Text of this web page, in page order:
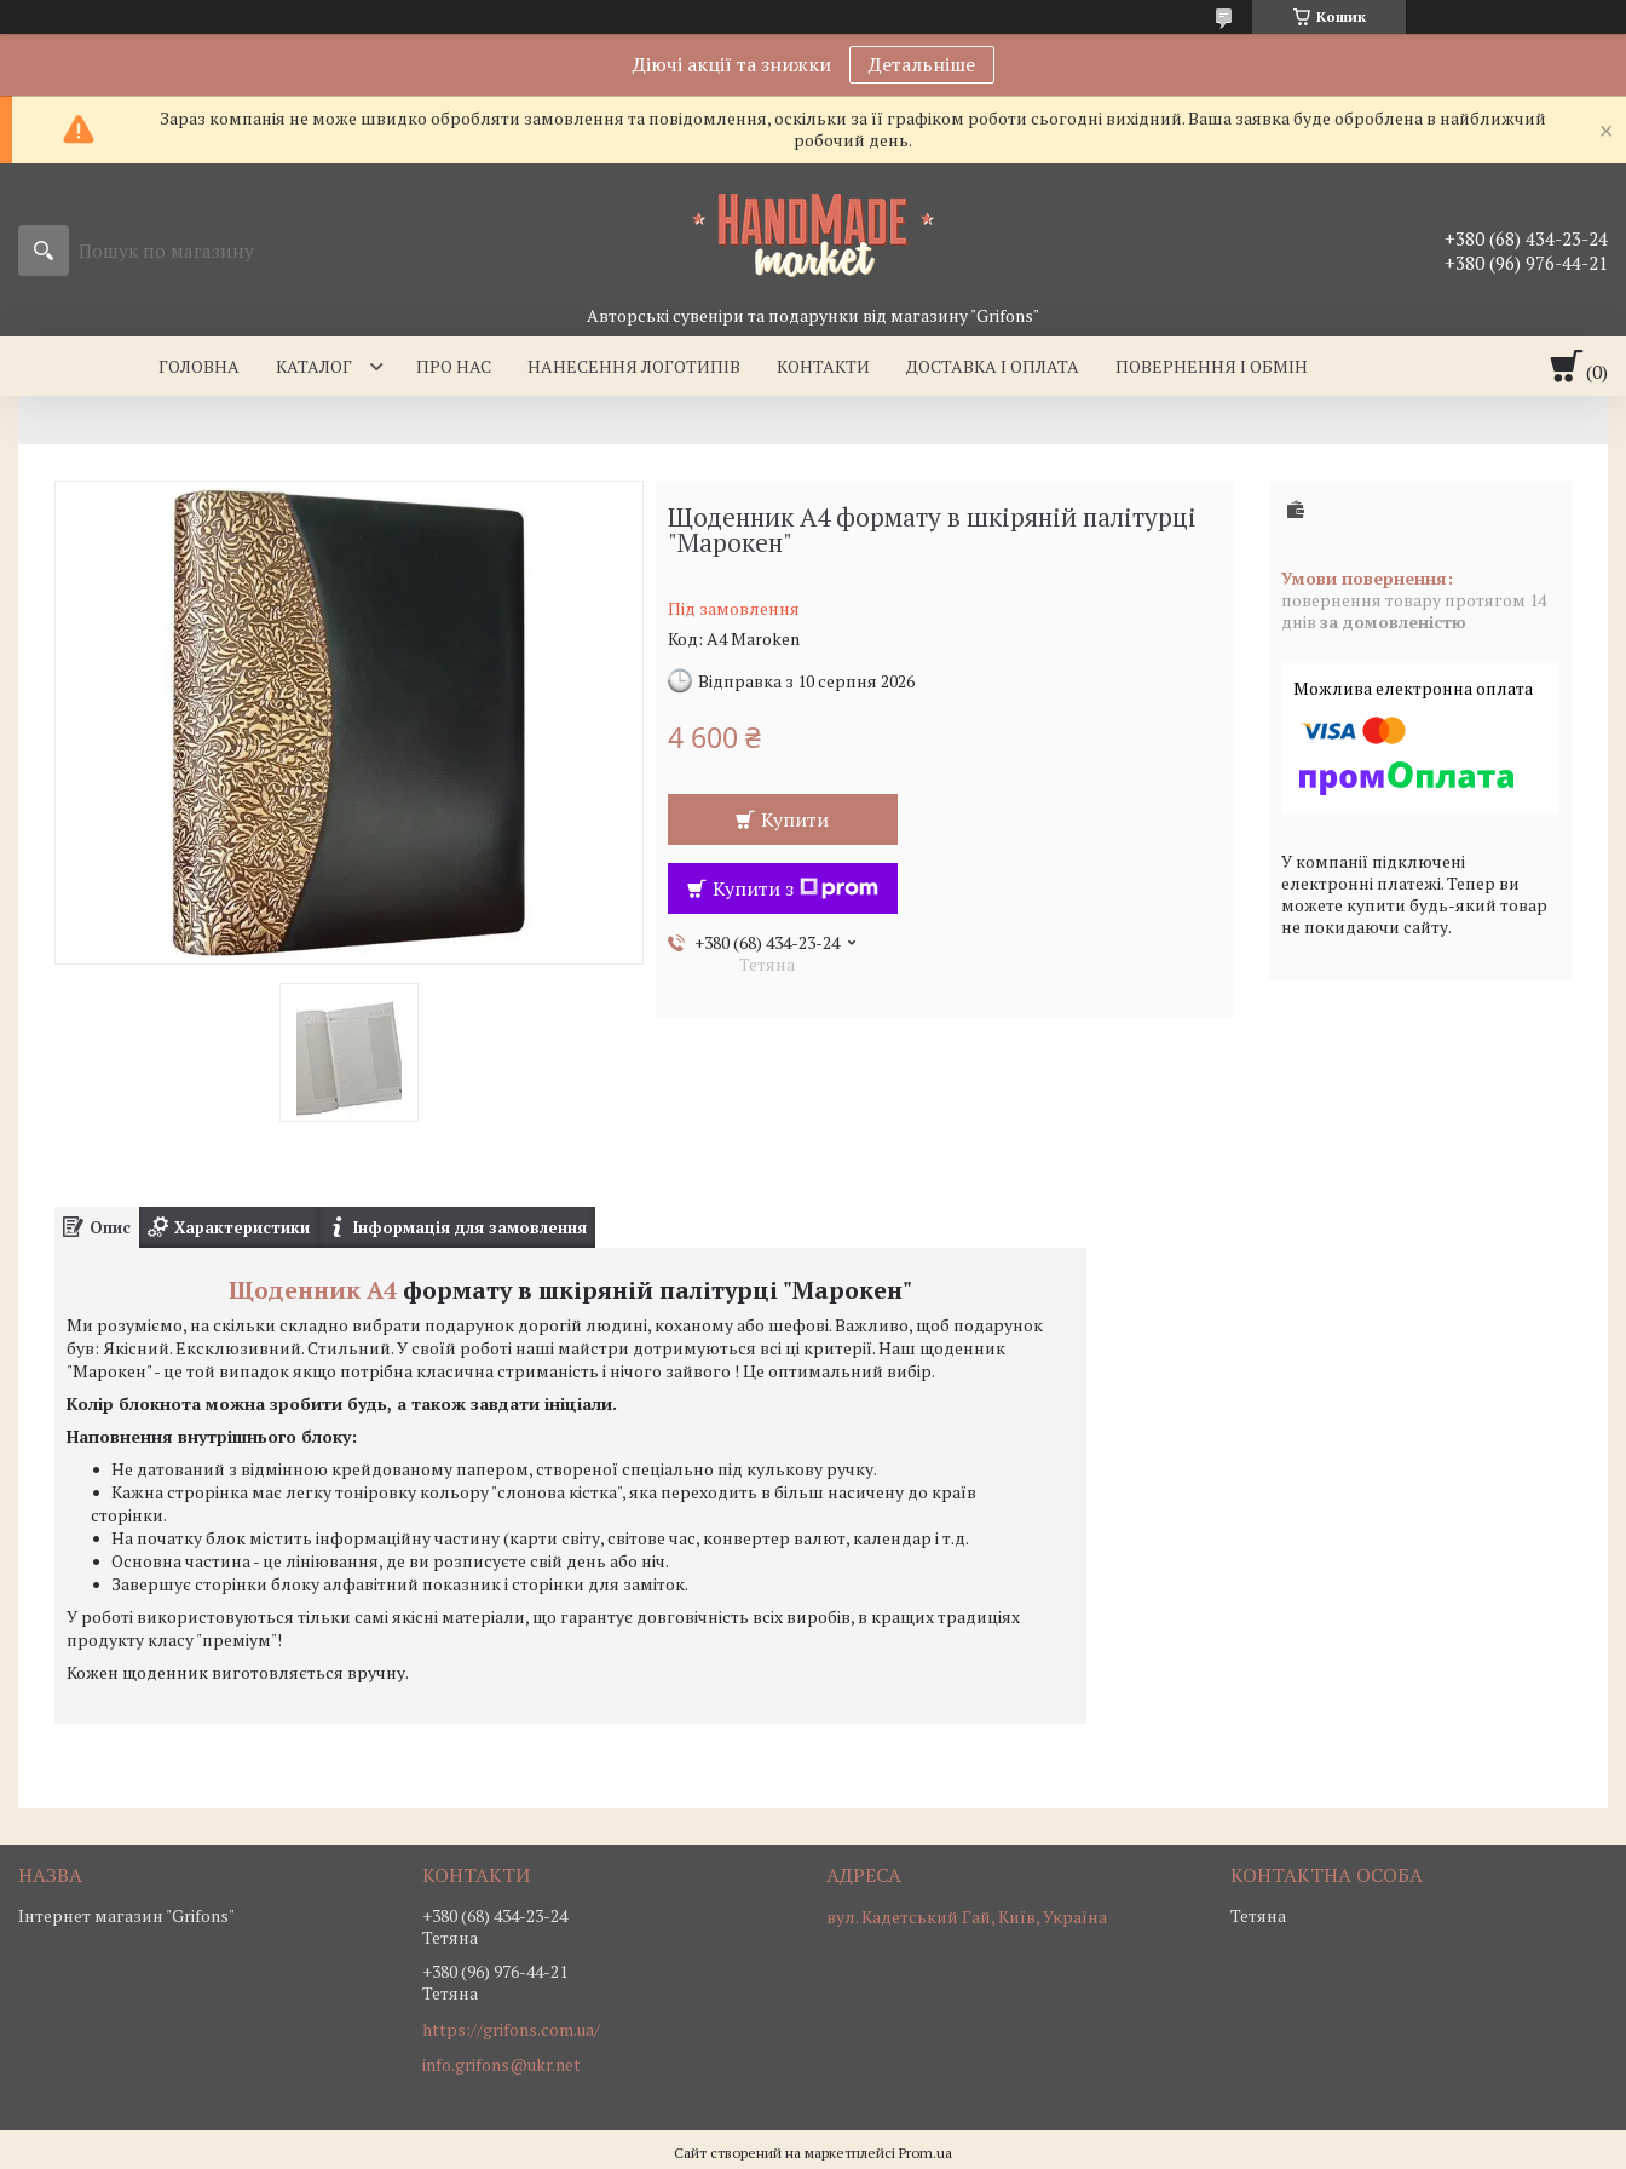
Кошик
Діючі акції та знижки Детальніше
Зараз компанія не може швидко обробляти замовлення та повідомлення, оскільки за її графіком роботи сьогодні вихідний. Ваша заявка буде оброблена в найближчий
робочий день.
Авторські сувеніри та подарунки від магазину "Grifons"
+380 (68) 434-23-24
+380 (96) 976-44-21
ГОЛОВНА КАТАЛОГ ПРО НАС НАНЕСЕННЯ ЛОГОТИПІВ КОНТАКТИ ДОСТАВКА І ОПЛАТА ПОВЕРНЕННЯ І ОБМІН
Щоденник А4 формату в шкіряній палітурці
"Марокен"
Під замовлення
Код: A4 Maroken
Відправка з 10 серпня 2026
4 600 ₴
Купити
Купити з
+380 (68) 434-23-24
Тетяна
повернення товару протягом 14
днів за домовленістю
У компанії підключені
електронні платежі. Тепер ви
можете купити будь-який товар
не покидаючи сайту.
Опис Характеристики Інформація для замовлення
Щоденник А4формату в шкіряній палітурці "Марокен"
Ми розуміємо, на скільки складно вибрати подарунок дорогій людині, коханому або шефові. Важливо, щоб подарунок
був: Якісний. Ексклюзивний. Стильний. У своїй роботі наші майстри дотримуються всі ці критерії. Наш щоденник
"Марокен" - це той випадок якщо потрібна класична стриманість і нічого зайвого ! Це оптимальний вибір.
Колір блокнота можна зробити будь, а також завдати ініціали.
Наповнення внутрішнього блоку:
Не датований з відмінною крейдованому папером, створеної спеціально під кулькову ручку.
Кажна строрінка має легку тоніровку кольору "слонова кістка", яка переходить в більш насичену до країв
сторінки.
На початку блок містить інформаційну частину (карти світу, світове час, конвертер валют, календар і т.д.
Основна частина - це лініювання, де ви розписуєте свій день або ніч.
Завершує сторінки блоку алфавітний показник і сторінки для заміток.
У роботі використовуються тільки самі якісні матеріали, що гарантує довговічність всіх виробів, в кращих традиціях
продукту класу "преміум"!
Кожен щоденник виготовляється вручну.
Інтернет магазин "Grifons"
+380 (68) 434-23-24
Тетяна
+380 (96) 976-44-21
Тетяна
https://grifons.com.ua/
info.grifons@ukr.net
вул. Кадетський Гай, Київ, Україна Тетяна
Сайт створений на маркетплейсі Prom.ua